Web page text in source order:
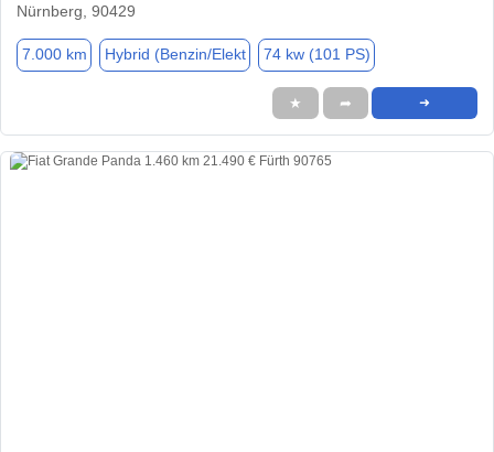
Nürnberg, 90429
7.000 km Hybrid (Benzin/Elekt 74 kw (101 PS)
★ ➦ ➜